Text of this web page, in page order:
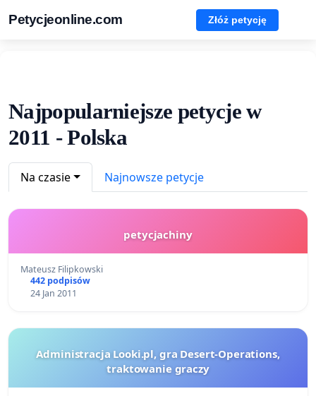
Petycjeonline.com Złóż petycję
Najpopularniejsze petycje w
2011 - Polska
Na czasie Najnowsze petycje
petycjachiny
Mateusz Filipkowski
442 podpisów
24 Jan 2011
Administracja Looki.pl, gra Desert-Operations,
traktowanie graczy